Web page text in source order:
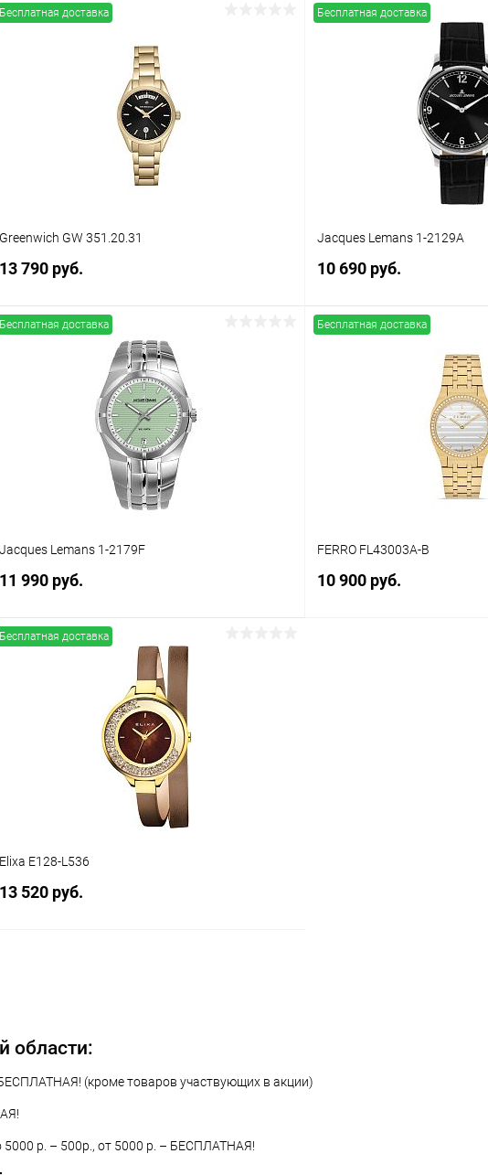
Бесплатная доставка
Greenwich GW 351.20.31
13 790 руб.
В корзину
Купить в 1 клик Сравнение
В наличии
Бесплатная доставка
Jacques Lemans 1-2129A
10 690 руб.
Бесплатная доставка
Jacques Lemans 1-2179F
11 990 руб.
В корзину
Сравнение
В наличии
Бесплатная доставка
FERRO FL43003A-B
10 900 руб.
Бесплатная доставка
Elixa E128-L536
13 520 руб.
В избранное
области:
(кроме товаров участвующих в акции)
5000 р. – 500р., от 5000 р. – БЕСПЛАТНАЯ!